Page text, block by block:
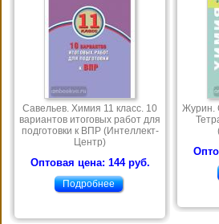
Савельев. Химия 11 класс. 10
вариантов итоговых работ для
подготовки к ВПР (Интеллект-
Центр)
Оптовая цена: 144 руб.
Подробнее
Журин.